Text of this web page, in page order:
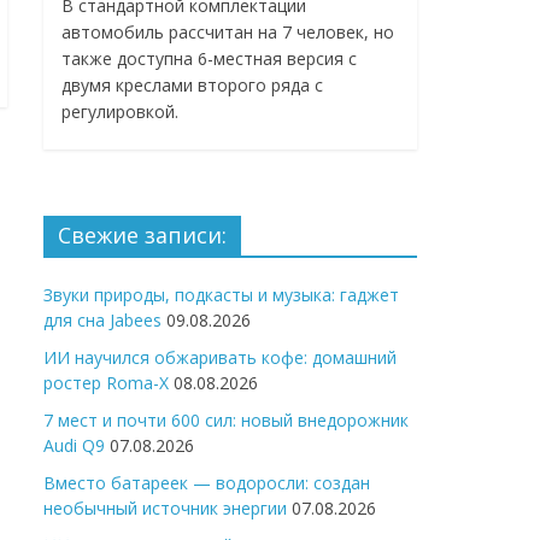
В стандартной комплектации
автомобиль рассчитан на 7 человек, но
также доступна 6-местная версия с
двумя креслами второго ряда с
регулировкой.
Свежие записи:
Звуки природы, подкасты и музыка: гаджет
для сна Jabees 09.08.2026
ИИ научился обжаривать кофе: домашний
ростер Roma-X 08.08.2026
7 мест и почти 600 сил: новый внедорожник
Audi Q9 07.08.2026
Вместо батареек — водоросли: создан
необычный источник энергии 07.08.2026